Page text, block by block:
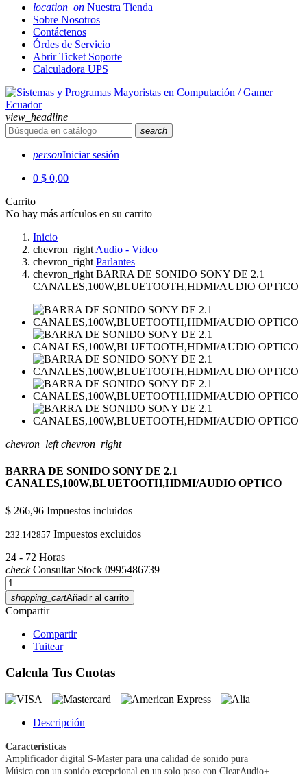
location_on Nuestra Tienda
Sobre Nosotros
Contáctenos
Órdes de Servicio
Abrir Ticket Soporte
Calculadora UPS
view_headline
search
personIniciar sesión
0 $ 0,00
Carrito
No hay más artículos en su carrito
Inicio
chevron_right Audio - Video
chevron_right Parlantes
chevron_right BARRA DE SONIDO SONY DE 2.1
CANALES,100W,BLUETOOTH,HDMI/AUDIO OPTICO
chevron_left chevron_right
BARRA DE SONIDO SONY DE 2.1
CANALES,100W,BLUETOOTH,HDMI/AUDIO OPTICO
$ 266,96 Impuestos incluidos
232.142857 Impuestos excluidos
24 - 72 Horas
checkConsultar Stock 0995486739
shopping_cartAñadir al carrito
Compartir
Compartir
Tuitear
Calcula Tus Cuotas
Descripción
Características
Amplificador digital S-Master para una calidad de sonido pura
Música con un sonido excepcional en un solo paso con ClearAudio+